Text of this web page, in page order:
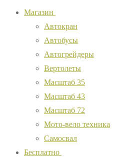
Магазин
Автокран
Автобусы
Автогрейдеры
Вертолеты
Масштаб 35
Масштаб 43
Масштаб 72
Мото-вело техника
Самосвал
Бесплатно